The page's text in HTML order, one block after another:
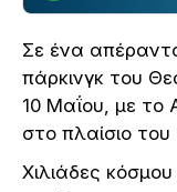
Σε ένα
πάρκινγκ του
10 Μαΐου, με το
στο πλαίσιο
Χιλιάδες